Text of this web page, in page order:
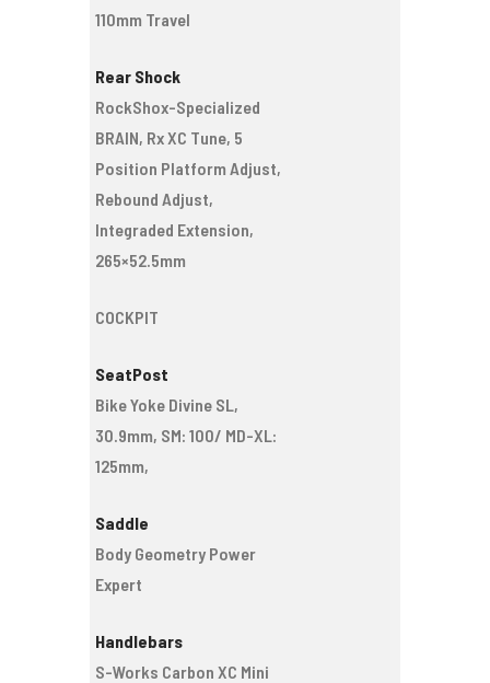
110mm Travel
Rear Shock
RockShox-Specialized
BRAIN, Rx XC Tune, 5
Position Platform Adjust,
Rebound Adjust,
Integraded Extension,
265×52.5mm
COCKPIT
SeatPost
Bike Yoke Divine SL,
30.9mm, SM: 100/ MD-XL:
125mm,
Saddle
Body Geometry Power
Expert
Handlebars
S-Works Carbon XC Mini